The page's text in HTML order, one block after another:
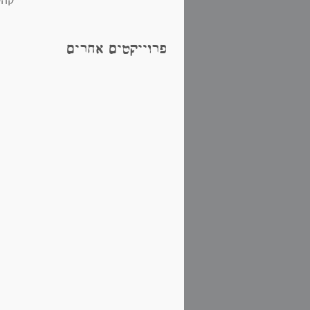
פרוייקטים אחרים